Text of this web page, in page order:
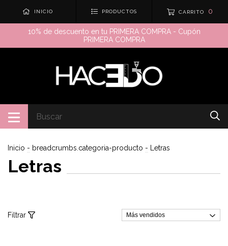
INICIO PRODUCTOS CARRITO 0
10% de descuento en tu PRIMERA COMPRA - Cupón
PRIMERA COMPRA
Inicio - breadcrumbs.categoria-producto - Letras
Letras
Filtrar